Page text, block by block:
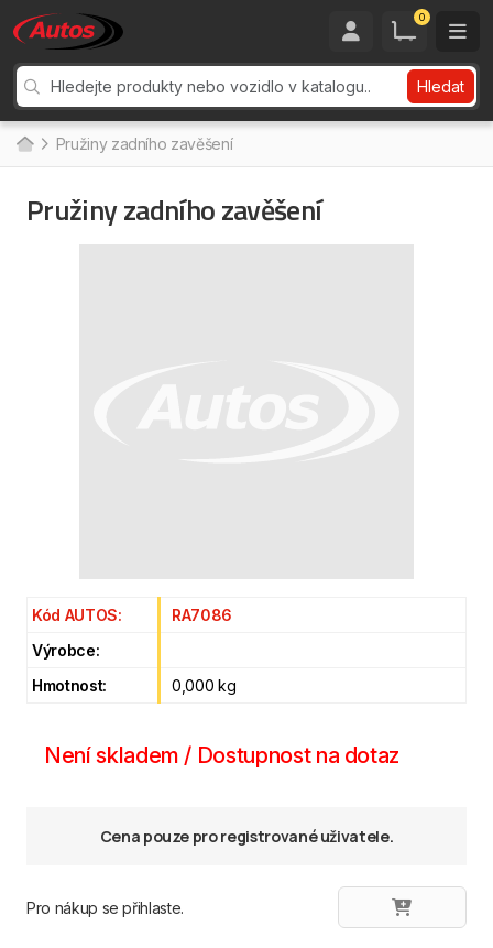
0
Hledat
Pružiny zadního zavěšení
Pružiny zadního zavěšení
Kód AUTOS:
RA7086
Výrobce:
Hmotnost:
0,000 kg
Není skladem / Dostupnost na dotaz
Cena pouze pro registrované uživatele.
Pro nákup se přihlaste.